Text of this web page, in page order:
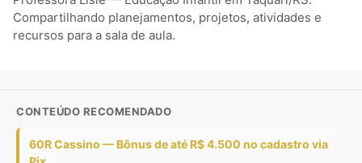
Compartilhando planejamentos, projetos, atividades e
recursos para a sala de aula.
CONTEÚDO RECOMENDADO
60R Cassino — Bônus de até R$ 4.500 no cadastro via